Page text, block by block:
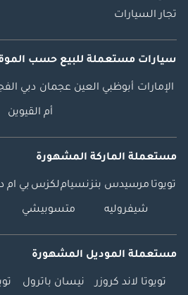
تجار السيارات
سيارات مستعملة للبيع حسب
الإمارات أبوظبي العين عجمان دبي
أم القيوين
مستعملة الماركة المشهورة
تويوتا مرسيدس بنزنسياملكزس بي ام
شيفروليه متسوبيشي
مستعملة الموديل المشهورة
تويوتا لاند كروزر نيسان باترول